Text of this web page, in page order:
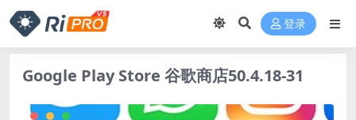
登录
Google Play Store 谷歌商店50.4.18-31